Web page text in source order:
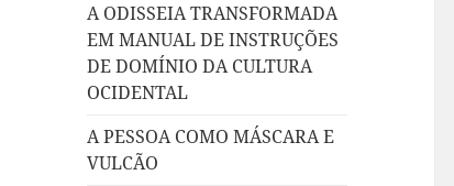
A ODISSEIA TRANSFORMADA
EM MANUAL DE INSTRUÇÕES
DE DOMÍNIO DA CULTURA
OCIDENTAL
A PESSOA COMO MÁSCARA E
VULCÃO